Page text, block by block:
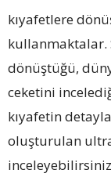
kıyafetlere
kullanmaktalar.
dönüştüğü,
ceketini
kıyafetin
oluşturulan